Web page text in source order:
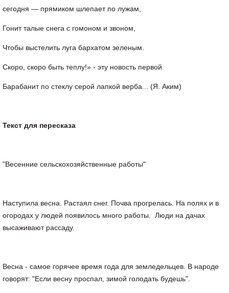
сегодня — прямиком шлепает по лужам,
Гонит талые снега с гомоном и звоном,
Чтобы выстелить луга бархатом зеленым.
Скоро, скоро быть теплу!» - эту новость первой
Барабанит по стеклу серой лапкой верба... (Я. Аким)
Текст для пересказа
"Весенние сельскохозяйственные работы"
Наступила весна. Растаял снег. Почва прогрелась. На полях и в
огородах у людей появилось много работы. Люди на дачах
высаживают рассаду.
Весна - самое горячее время года для земледельцев. В народе
говорят: "Если весну проспал, зимой голодать будешь".